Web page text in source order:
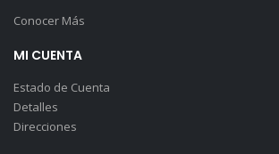
Conocer Más
MI CUENTA
Estado de Cuenta
Detalles
Direcciones